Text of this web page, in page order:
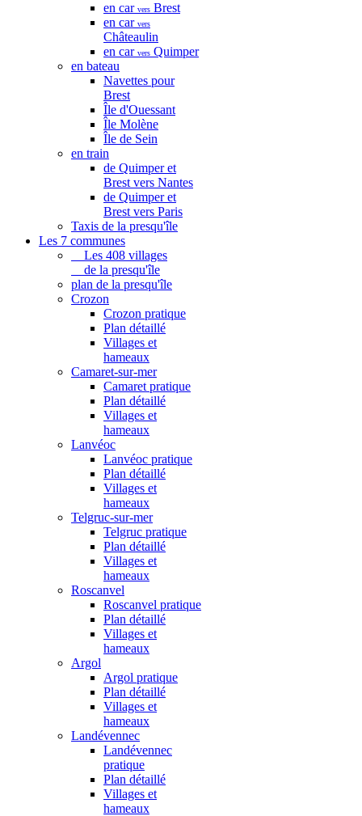
en car vers Brest
en car vers
Châteaulin
en car vers Quimper
en bateau
Navettes pour
Brest
Île d'Ouessant
Île Molène
Île de Sein
en train
de Quimper et
Brest vers Nantes
de Quimper et
Brest vers Paris
Taxis de la presqu'île
Les 7 communes
Les 408 villages
de la presqu'île
plan de la presqu'île
Crozon
Crozon pratique
Plan détaillé
Villages et
hameaux
Camaret-sur-mer
Camaret pratique
Plan détaillé
Villages et
hameaux
Lanvéoc
Lanvéoc pratique
Plan détaillé
Villages et
hameaux
Telgruc-sur-mer
Telgruc pratique
Plan détaillé
Villages et
hameaux
Roscanvel
Roscanvel pratique
Plan détaillé
Villages et
hameaux
Argol
Argol pratique
Plan détaillé
Villages et
hameaux
Landévennec
Landévennec
pratique
Plan détaillé
Villages et
hameaux